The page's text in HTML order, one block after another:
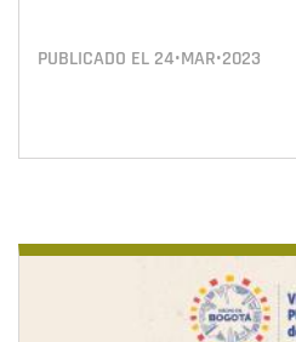
PUBLICADO EL 24•MAR•2023